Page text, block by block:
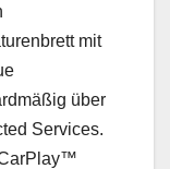
mit
über
Services.